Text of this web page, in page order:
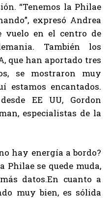
“Tenemos la Philae
expresó Andrea
vuelo en el centro de
También los
que han aportado tres
se mostraron muy
estamos encantados.
EE UU, Gordon
especialistas de la
hay energía a bordo?
Philae se quede muda,
datos.En cuanto a
muy bien, es sólida